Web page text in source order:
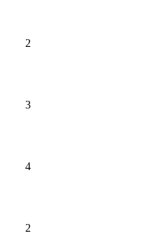
2
3
4
2